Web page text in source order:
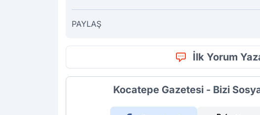
PAYLAŞ
İlk Yorum
Kocatepe Gazetesi - Bizi